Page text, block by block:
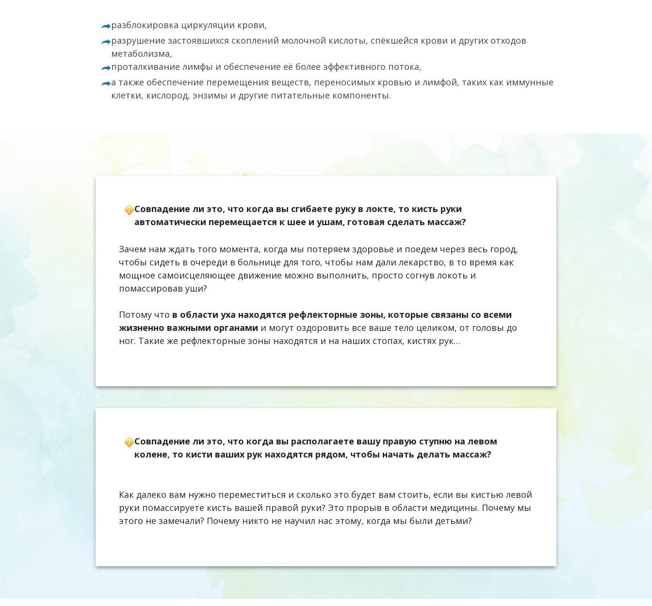
разблокировка циркуляции крови,
разрушение застоявшихся скоплений молочной кислоты, спёкшейся крови и других отходов
метаболизма,
проталкивание лимфы и обеспечение её более эффективного потока,
а также обеспечение перемещения веществ, переносимых кровью и лимфой, таких как иммунные
клетки, кислород, энзимы и другие питательные компоненты.
Совпадение ли это, что когда вы сгибаете руку в локте, то кисть руки
автоматически перемещается к шее и ушам, готовая сделать массаж?
Зачем нам ждать того момента, когда мы потеряем здоровье и поедем через весь город,
чтобы сидеть в очереди в больнице для того, чтобы нам дали лекарство, в то время как
мощное самоисцеляющее движение можно выполнить, просто согнув локоть и
помассировав уши?
Потому что в области уха находятся рефлекторные зоны, которые связаны со всеми
жизненно важными органами и могут оздоровить все ваше тело целиком, от головы до
ног. Такие же рефлекторные зоны находятся и на наших стопах, кистях рук…
Совпадение ли это, что когда вы располагаете вашу правую ступню на левом
колене, то кисти ваших рук находятся рядом, чтобы начать делать массаж?
Как далеко вам нужно переместиться и сколько это будет вам стоить, если вы кистью левой
руки помассируете кисть вашей правой руки? Это прорыв в области медицины. Почему мы
этого не замечали? Почему никто не научил нас этому, когда мы были детьми?